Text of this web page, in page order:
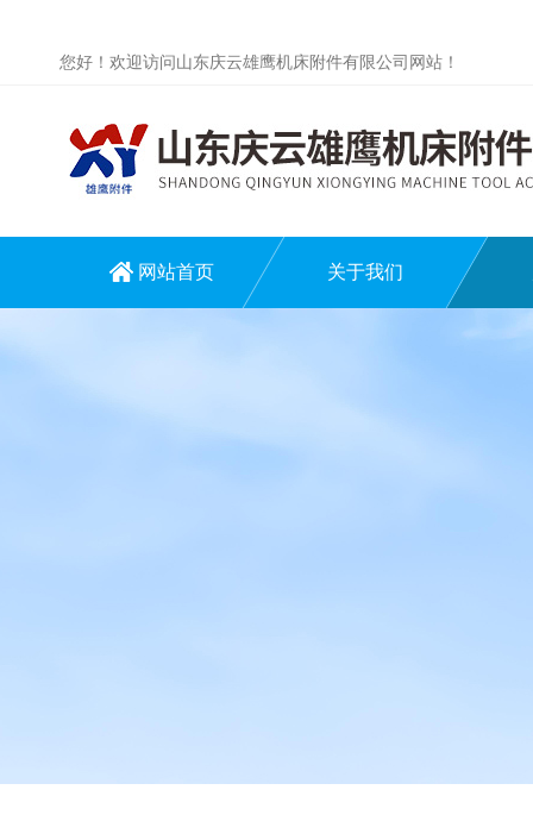
您好！欢迎访问山东庆云雄鹰机床附件有限公司网站！
网站首页 关于我们